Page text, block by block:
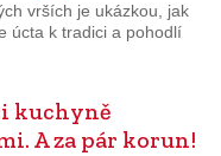
vrších je ukázkou, jak
úcta k tradici a pohodlí
kuchyně
A za pár korun!